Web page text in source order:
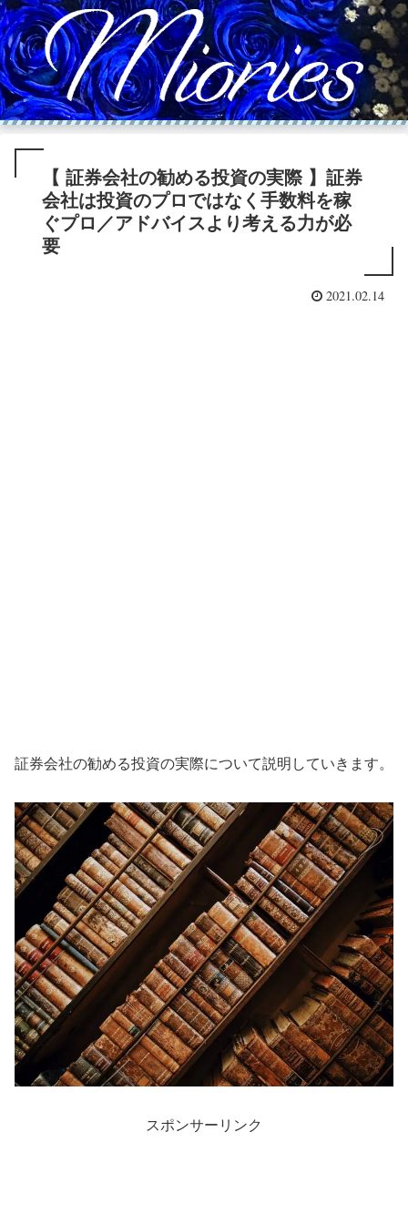
【 証券会社の勧める投資の実際 】証券
会社は投資のプロではなく手数料を稼
ぐプロ／アドバイスより考える力が必
要
2021.02.14
証券会社の勧める投資の実際について説明していきます。
スポンサーリンク